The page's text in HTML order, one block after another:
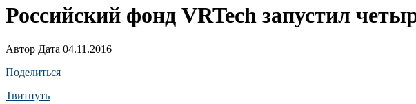
Российский фонд VRTech запустил
Автор Дата 04.11.2016
Поделиться
Твитнуть